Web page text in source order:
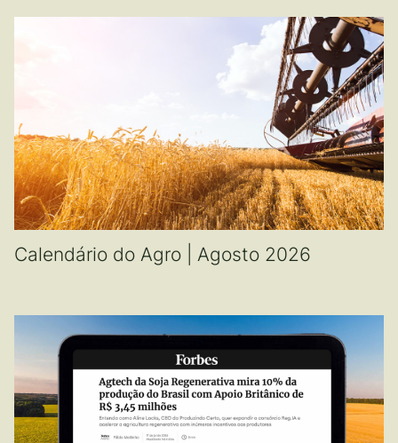
Calendário do Agro | Agosto 2026